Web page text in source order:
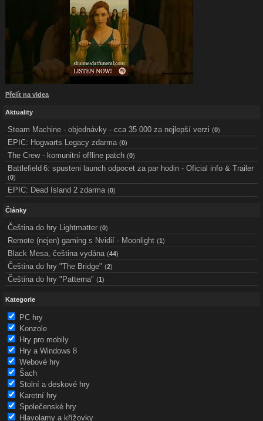
Přejít na videa
Aktuality
Steam Machine - objednávky - cca 35 000 za nejlepší verzi (0)
EPIC: Hogwarts Legacy zdarma (0)
The Crew - komunitní offline patch (0)
Battlefield 6: spusteni launch odpocet za par hodin - Oficial info & Trailer
(0)
EPIC: Dead Island 2 zdarma (0)
Články
Čeština do hry Lightmatter (0)
Remote (nejen) gaming s Nvidií - Moonlight (1)
Black Mesa, čeština vydána (44)
Čeština do hry "The Bridge" (2)
Čeština do hry "Patterna" (1)
Kategorie
PC hry
Konzole
Hry pro mobily
Hry a Windows 8
Webové hry
Šach
Stolní a deskové hry
Karetní hry
Společenské hry
Hlavolamy a křížovky